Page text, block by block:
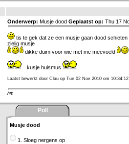
Onderwerp: Musje dood Geplaatst op: Thu 17
tis te gek dat ze een musje gaan dood
zielig musje
dikke duim voor wie met me meevoeld
kusje huismus
Laatst bewerkt door Clau op Tue 02 Nov 2010 om
hm
Poll
Musje dood
1. Sloeg nergens op